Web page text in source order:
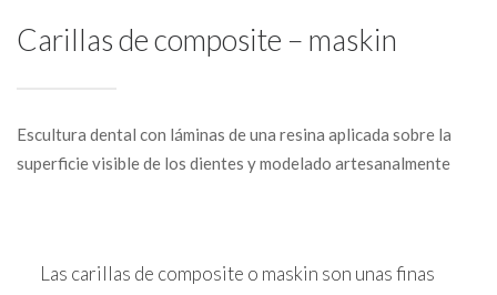
Carillas de composite – maskin
Escultura dental con láminas de una resina aplicada sobre la
superficie visible de los dientes y modelado artesanalmente
Las carillas de composite o maskin son unas finas